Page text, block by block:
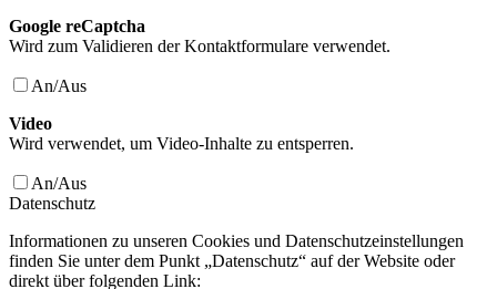
Google reCaptcha
Wird zum Validieren der Kontaktformulare verwendet.
An/Aus
Video
Wird verwendet, um Video-Inhalte zu entsperren.
An/Aus
Datenschutz
Informationen zu unseren Cookies und Datenschutzeinstellungen
finden Sie unter dem Punkt „Datenschutz“ auf der Website oder
direkt über folgenden Link: